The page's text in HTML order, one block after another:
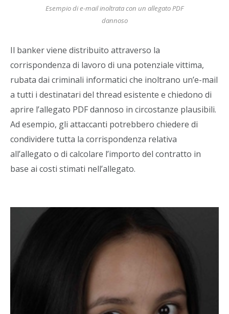
Esempio di e-mail inoltrata con un allegato PDF
dannoso
Il banker viene distribuito attraverso la
corrispondenza di lavoro di una potenziale vittima,
rubata dai criminali informatici che inoltrano un’e-mail
a tutti i destinatari del thread esistente e chiedono di
aprire l’allegato PDF dannoso in circostanze plausibili.
Ad esempio, gli attaccanti potrebbero chiedere di
condividere tutta la corrispondenza relativa
all’allegato o di calcolare l’importo del contratto in
base ai costi stimati nell’allegato.